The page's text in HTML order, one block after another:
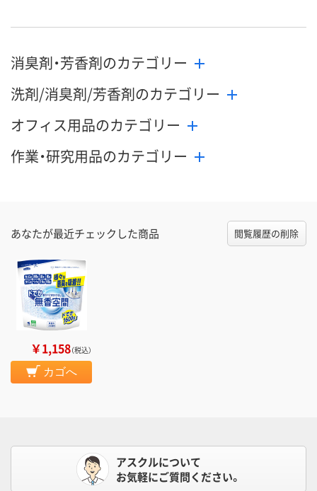
消臭剤・芳香剤のカテゴリー
洗剤/消臭剤/芳香剤のカテゴリー
オフィス用品のカテゴリー
作業・研究用品のカテゴリー
あなたが最近チェックした商品 閲覧履歴の削除
￥1,158（税込）
カゴへ
アスクルについて
お気軽にご質問ください。